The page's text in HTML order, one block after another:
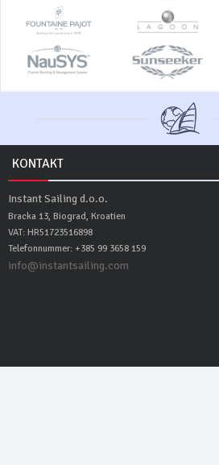
KONTAKT
Instant Sailing d.o.o.
Bracka 13, Biograd, Kroatien
VAT: HR51723516898
Telefonnummer: +385 99 3658 159
info@instantsailing.com